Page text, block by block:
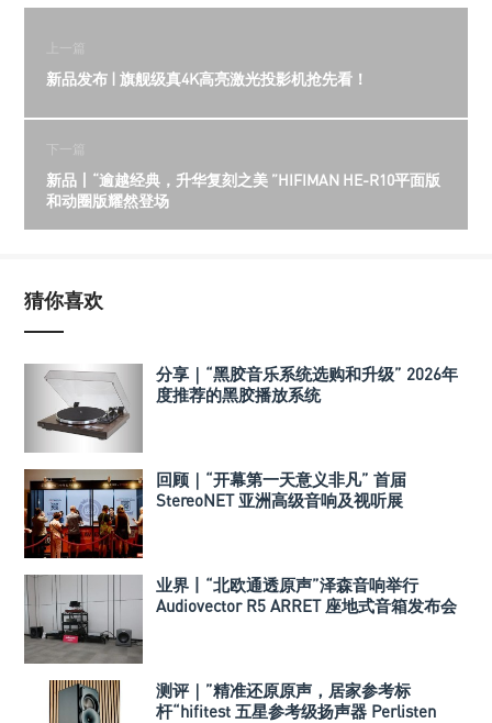
上一篇
新品发布 | 旗舰级真4K高亮激光投影机抢先看！
下一篇
新品丨“逾越经典，升华复刻之美 ”HIFIMAN HE-R10平面版
和动圈版耀然登场
猜你喜欢
分享｜“黑胶音乐系统选购和升级” 2026年
度推荐的黑胶播放系统
回顾｜“开幕第一天意义非凡” 首届
StereoNET 亚洲高级音响及视听展
业界丨“北欧通透原声”泽森音响举行
Audiovector R5 ARRET 座地式音箱发布会
测评｜”精准还原原声，居家参考标
杆“hifitest 五星参考级扬声器 Perlisten